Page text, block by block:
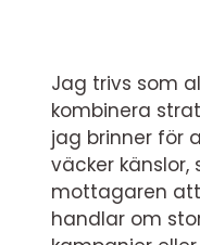
Jag trivs som
kombinera
jag brinner för
väcker
mottagaren
handlar om